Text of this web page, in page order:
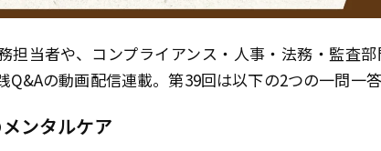
担当者や、コンプライアンス・人事・法務・監査
Q&Aの動画配信連載。第39回は以下の2つの一問一
ンタルケア